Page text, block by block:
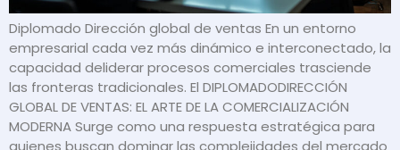
Diplomado Dirección global de ventas En un entorno
empresarial cada vez más dinámico e interconectado, la
capacidad deliderar procesos comerciales trasciende
las fronteras tradicionales. El DIPLOMADODIRECCIÓN
GLOBAL DE VENTAS: EL ARTE DE LA COMERCIALIZACIÓN
MODERNA Surge como una respuesta estratégica para
quienes buscan dominar las complejidades del mercado